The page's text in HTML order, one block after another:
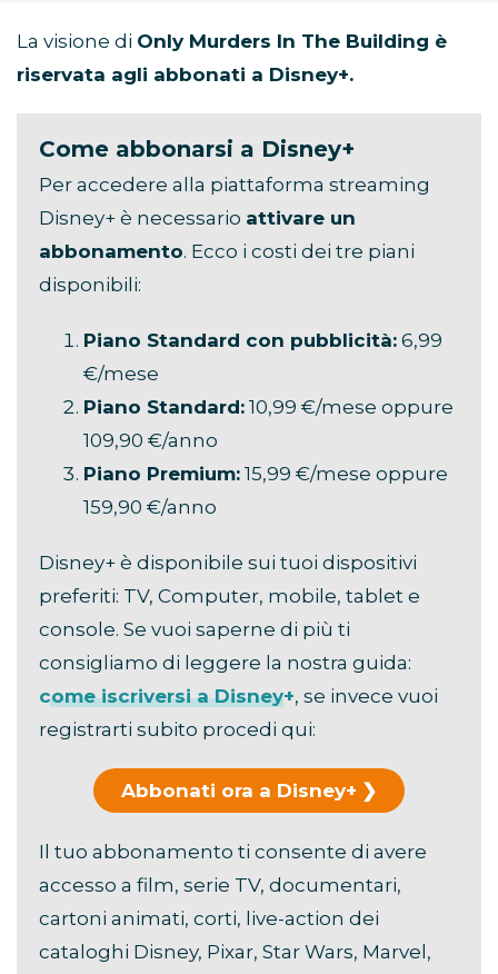
La visione di Only Murders In The Building è
riservata agli abbonati a Disney+.
Come abbonarsi a Disney+
Per accedere alla piattaforma streaming
Disney+ è necessario attivare un
abbonamento. Ecco i costi dei tre piani
disponibili:
Piano Standard con pubblicità: 6,99
€/mese
Piano Standard: 10,99 €/mese oppure
109,90 €/anno
Piano Premium: 15,99 €/mese oppure
159,90 €/anno
Disney+ è disponibile sui tuoi dispositivi
preferiti: TV, Computer, mobile, tablet e
console. Se vuoi saperne di più ti
consigliamo di leggere la nostra guida:
come iscriversi a Disney+, se invece vuoi
registrarti subito procedi qui:
Abbonati ora a Disney+
Il tuo abbonamento ti consente di avere
accesso a film, serie TV, documentari,
cartoni animati, corti, live-action dei
cataloghi Disney, Pixar, Star Wars, Marvel,